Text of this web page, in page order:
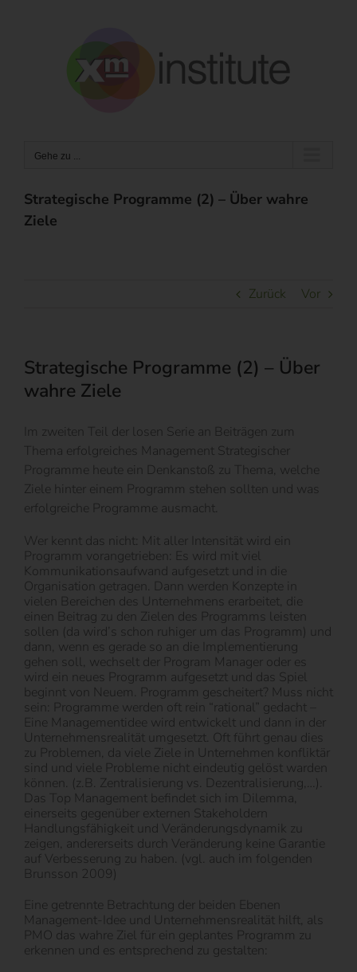
Gehe zu ...
Strategische Programme (2) – Über wahre
Ziele
Zurück Vor
Strategische Programme (2) – Über
wahre Ziele
Im zweiten Teil der losen Serie an Beiträgen zum
Thema erfolgreiches Management Strategischer
Programme heute ein Denkanstoß zu Thema, welche
Ziele hinter einem Programm stehen sollten und was
erfolgreiche Programme ausmacht.
Wer kennt das nicht: Mit aller Intensität wird ein
Programm vorangetrieben: Es wird mit viel
Kommunikationsaufwand aufgesetzt und in die
Organisation getragen. Dann werden Konzepte in
vielen Bereichen des Unternehmens erarbeitet, die
einen Beitrag zu den Zielen des Programms leisten
sollen (da wird’s schon ruhiger um das Programm) und
dann, wenn es gerade so an die Implementierung
gehen soll, wechselt der Program Manager oder es
wird ein neues Programm aufgesetzt und das Spiel
beginnt von Neuem. Programm gescheitert? Muss nicht
sein: Programme werden oft rein “rational” gedacht –
Eine Managementidee wird entwickelt und dann in der
Unternehmensrealität umgesetzt. Oft führt genau dies
zu Problemen, da viele Ziele in Unternehmen konfliktär
sind und viele Probleme nicht eindeutig gelöst warden
können. (z.B. Zentralisierung vs. Dezentralisierung,…).
Das Top Management befindet sich im Dilemma,
einerseits gegenüber externen Stakeholdern
Handlungsfähigkeit und Veränderungs­dynamik zu
zeigen, andererseits durch Veränderung keine Garantie
auf Verbesserung zu haben. (vgl. auch im folgenden
Brunsson 2009)
Eine getrennte Betrachtung der beiden Ebenen
Management-Idee und Unternehmensrealität hilft, als
PMO das wahre Ziel für ein geplantes Programm zu
erkennen und es entsprechend zu gestalten: